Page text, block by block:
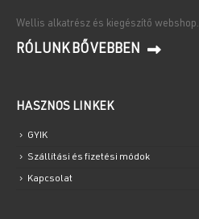
Wellis alkatrész és kiegészítő webshop.
RÓLUNK BŐVEBBEN
HASZNOS LINKEK
GYIK
Szállítási és fizetési módok
Kapcsolat